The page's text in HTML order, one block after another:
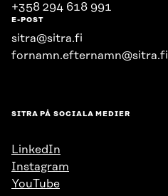
+358 294 618 991
E-POST
sitra@sitra.fi
fornamn.efternamn@sitra.fi
SITRA PÅ SOCIALA MEDIER
LinkedIn
Instagram
YouTube